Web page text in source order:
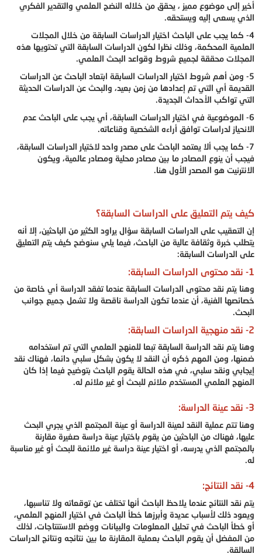
أخير إلى موضوع مميز ، يحقق من خلاله النضج العلمي والتقدير الفكري
الذي يسعى إليه ويستحقه.
4- كما يجب على الباحث اختيار الدراسات السابقة من خلال المجلات
العلمية المحكمة، وذلك نظرا لكون الدراسات السابقة التي تحتويها هذه
المجلات محققة لجميع شروط وقواعد البحث العلمي.
5- ومن أهم شروط اختيار الدراسات السابقة ابتعاد الباحث عن الدراسات
القديمة أي التي تم إعدادها من زمن بعيد، والبحث عن الدراسات الحديثة
التي تواكب الأحداث الجديدة.
6- الموضوعية في اختيار الدراسات السابقة، أي يجب على الباحث عدم
الانحياز لدراسات توافق أراءه الشخصية وقناعاته.
7- كما يجب ألا يعتمد الباحث على مصدر واحد لاختيار الدراسات السابقة،
فيجب أن ينوع المصادر ما بين مصادر محلية ومصادر عالمية، ويكون
الانترنيت هو المصدر الأول هنا.
كيف يتم التعليق على الدراسات السابقة؟
إن التعقيب على الدراسات السابقة سؤال يراود الكثير من الباحثين، إلا أنه
يتطلب خبرة وثقافة عالية من الباحث، فيما يلي سنوضح كيف يتم التعليق
على الدراسات السابقة:
1- نقد محتوى الدراسات السابقة:
وهنا يتم نقد محتوى الدراسات السابقة عندما تفقد الدراسة أي خاصة من
خصائصها الفنية، أن عندما تكون الدراسة ناقصة ولا تشمل جميع جوانب
البحث.
2- نقد منهجية الدراسات السابقة:
وهنا يتم نقد الدراسة السابقة تبعا للمنهج العلمي التي تم استخدامه
ضمنها، ومن المهم ذكره أن النقد لا يكون بشكل سلبي دائما، فهناك نقد
إيجابي ونقد سلبي، في هذه الحالة يقوم الباحث بتوضيح فيما إذا كان
المنهج العلمي المستخدم ملائم للبحث أو غير ملائم له.
3- نقد عينة الدراسة:
وهنا تتم عملية النقد لعينة الدراسة أو عينة المجتمع الذي يجري البحث
عليها، فهناك من الباحثين من يقوم باختيار عينة دراسة صغيرة مقارنة
بالمجتمع الذي يدرسه، أو اختيار عينة دراسة غير ملائمة للبحث أو غير مناسبة
له.
4- نقد النتائج:
يتم نقد النتائج عندما يلاحظ الباحث أنها تختلف عن توقعاته ولا تناسبها،
ويعود ذلك لأسباب عديدة وأبرزها خطأ الباحث في اختيار المنهج العلمي،
أو خطأ الباحث في تحليل المعلومات والبيانات ووضع الاستنتاجات، لذلك
من المفضل أن يقوم الباحث بعملية المقارنة ما بين نتائجه ونتائج الدراسات
السالقة.